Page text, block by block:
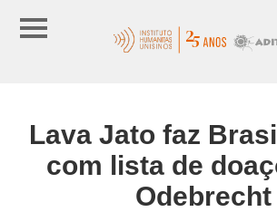
Lava Jato faz
com lista de
Odebrecht